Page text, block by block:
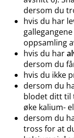
dersom du
hvis du har
oppsamling
hvis du har
dersom du
hvis du ikke
dersom du
blodet ditt til
øke kalium-
dersom du
tross for at